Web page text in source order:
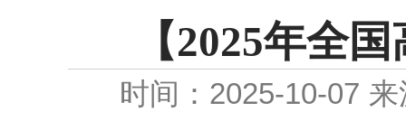
【2025年全
时间：2025-10-07